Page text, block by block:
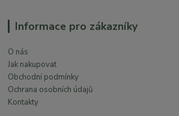
Informace pro zákazníky
O nás
Jak nakupovat
Obchodní podmínky
Ochrana osobních údajů
Kontakty